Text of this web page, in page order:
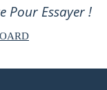
Pour Essayer !